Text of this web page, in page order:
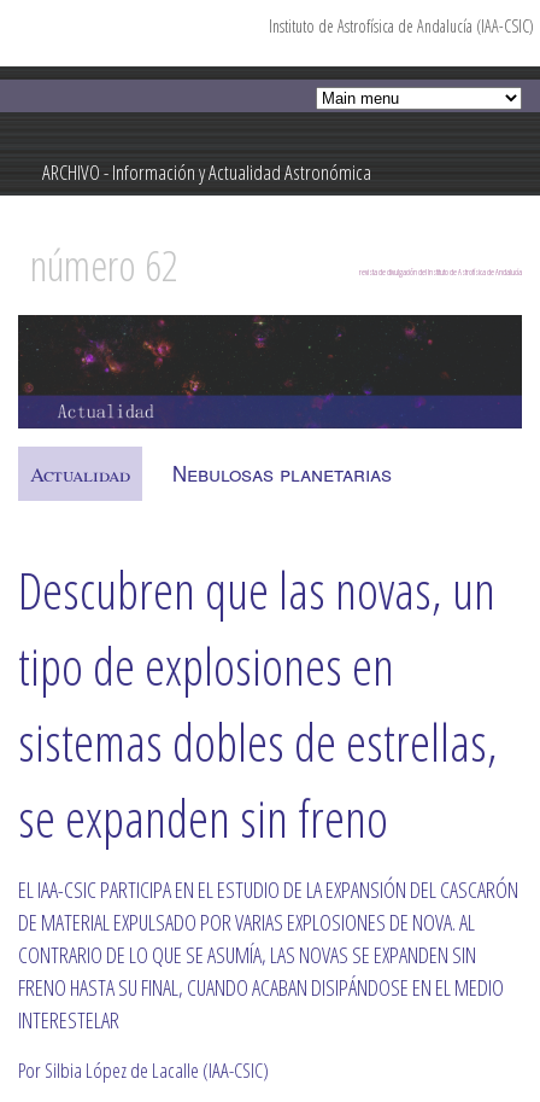
contenido
ARCHIVO - Información y Actualidad Astronómica
Información y Actualidad Astronómica
Instituto de Astrofísica de Andalucía (IAA-CSIC)
revista de divulgación del Instituto de Astrofísica de Andalucía
número 62
Actualidad Nebulosas planetarias
Descubren que las novas, un
tipo de explosiones en
sistemas dobles de estrellas,
se expanden sin freno
EL IAA-CSIC PARTICIPA EN EL ESTUDIO DE LA EXPANSIÓN DEL CASCARÓN
DE MATERIAL EXPULSADO POR VARIAS EXPLOSIONES DE NOVA. AL
CONTRARIO DE LO QUE SE ASUMÍA, LAS NOVAS SE EXPANDEN SIN
FRENO HASTA SU FINAL, CUANDO ACABAN DISIPÁNDOSE EN EL MEDIO
INTERESTELAR
Por Silbia López de Lacalle (IAA-CSIC)